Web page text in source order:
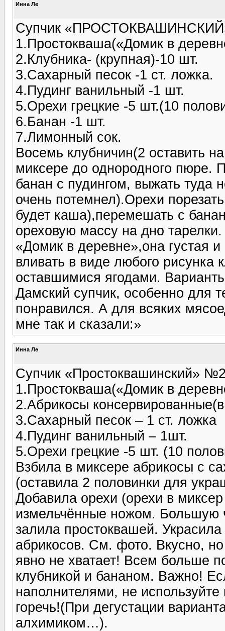
Инна Ле
Супчик
1.Простокваша(«Домик в
2.Клубника- (крупная)-10 шт.
3.Сахарный песок -1 ст. ложка.
4.Пудинг ванильный -1 шт.
5.Орехи грецкие -5 шт.(10
6.Банан -1 шт.
7.Лимонный сок.
Восемь клубничин(2 оставить
миксере до однородного пюре.
банан с пудингом, выжать туда
очень потемнел).Орехи
будет каша),перемешать с
ореховую массу на дно
«Домик в деревне»,она густая
вливать в виде любого рисунка
оставшимися ягодами.
Дамский супчик, особенно для
понравился. А для всяких
мне так и сказали:»
Инна Ле
Супчик «Простоквашинский»
1.Простокваша(«Домик в
2.Абрикосы
3.Сахарный песок – 1 ст. ложка
4.Пудинг ванильный – 1шт.
5.Орехи грецкие -5 шт. (10
Взбила в миксере абрикосы с
(оставила 2 половинки для
Добавила орехи (орехи в
измельчённые ножом. Большую
залила простоквашей.
абрикосов. См. фото. Вкусно,
явно не хватает! Всем больше
клубникой и бананом. Важно!
наполнителями, не
горечь!(При дегустации
алхимиком…).